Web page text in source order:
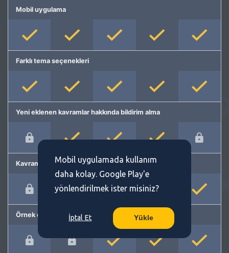
Mobil uygulama
Farklı tema seçenekleri
Yeni eklenen kavramlar hakkında bildirim alma
Kavram önerme
Örnek cümleler
Mobil uygulamada kullanım
daha kolay. Google Play'e
yönlendirilmek ister misiniz?
İptal Et Yükle